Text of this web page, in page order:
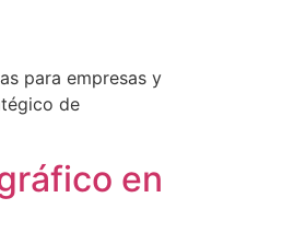
para empresas y
de
en